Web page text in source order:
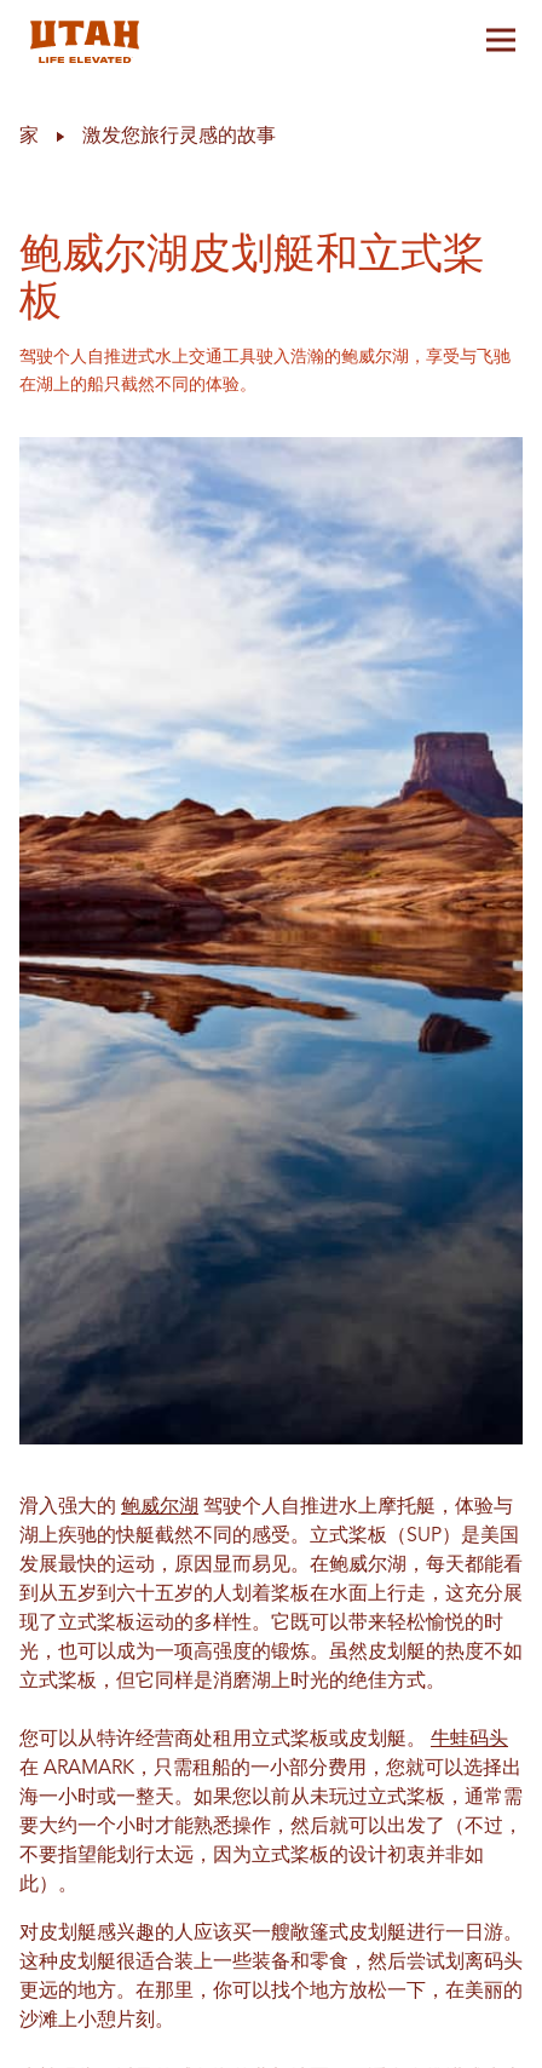
切换
家 激发您旅行灵感的故事
鲍威尔湖皮划艇和立式桨
板
驾驶个人自推进式水上交通工具驶入浩瀚的鲍威尔湖，享受与飞驰
在湖上的船只截然不同的体验。
滑入强大的 鲍威尔湖 驾驶个人自推进水上摩托艇，体验与
湖上疾驰的快艇截然不同的感受。立式桨板（SUP）是美国
发展最快的运动，原因显而易见。在鲍威尔湖，每天都能看
到从五岁到六十五岁的人划着桨板在水面上行走，这充分展
现了立式桨板运动的多样性。它既可以带来轻松愉悦的时
光，也可以成为一项高强度的锻炼。虽然皮划艇的热度不如
立式桨板，但它同样是消磨湖上时光的绝佳方式。
您可以从特许经营商处租用立式桨板或皮划艇。 牛蛙码头
在 ARAMARK，只需租船的一小部分费用，您就可以选择出
海一小时或一整天。如果您以前从未玩过立式桨板，通常需
要大约一个小时才能熟悉操作，然后就可以出发了（不过，
不要指望能划行太远，因为立式桨板的设计初衷并非如
此）。
对皮划艇感兴趣的人应该买一艘敞篷式皮划艇进行一日游。
这种皮划艇很适合装上一些装备和零食，然后尝试划离码头
更远的地方。在那里，你可以找个地方放松一下，在美丽的
沙滩上小憩片刻。